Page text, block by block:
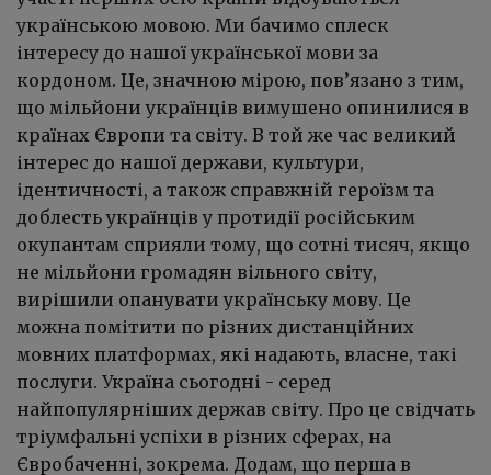
українською мовою. Ми бачимо сплеск
інтересу до нашої української мови за
кордоном. Це, значною мірою, пов’язано з тим,
що мільйони українців вимушено опинилися в
країнах Європи та світу. В той же час великий
інтерес до нашої держави, культури,
ідентичності, а також справжній героїзм та
доблесть українців у протидії російським
окупантам сприяли тому, що сотні тисяч, якщо
не мільйони громадян вільного світу,
вирішили опанувати українську мову. Це
можна помітити по різних дистанційних
мовних платформах, які надають, власне, такі
послуги. Україна сьогодні - серед
найпопулярніших держав світу. Про це свідчать
тріумфальні успіхи в різних сферах, на
Євробаченні, зокрема. Додам, що перша в